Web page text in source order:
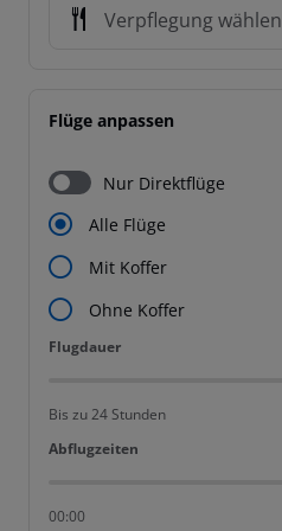
Verpflegung wählen
Flüge anpassen
Nur Direktflüge
Alle Flüge
Mit Koffer
Ohne Koffer
Flugdauer
Flugdauer
Bis zu 24 Stunden
Abflugzeiten
Abflugzeiten
00:00